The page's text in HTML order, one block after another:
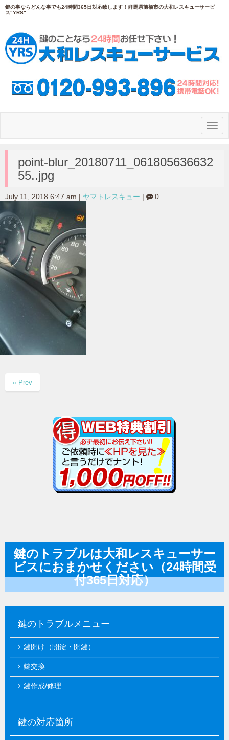
鍵の事ならどんな事でも24時間365日対応致します！群馬県前橋市の大和レスキューサービ
ス"YRS"
N
a
g
a
point-blur_20180711_061805636632
55..jpg
July 11, 2018 6:47 am ヤマトレスキュー 0
« Prev
鍵のトラブルは大和レスキューサー
ビスにおまかせください（24時間受
付365日対応）
鍵のトラブルメニュー
鍵開け（開錠・開鍵）
鍵交換
鍵作成/修理
鍵の対応箇所